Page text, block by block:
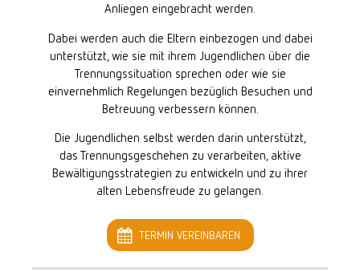
Anliegen eingebracht werden.
Dabei werden auch die Eltern einbezogen und dabei
unterstützt, wie sie mit ihrem Jugendlichen über die
Trennungssituation sprechen oder wie sie
einvernehmlich Regelungen bezüglich Besuchen und
Betreuung verbessern können.
Die Jugendlichen selbst werden darin unterstützt,
das Trennungsgeschehen zu verarbeiten, aktive
Bewältigungsstrategien zu entwickeln und zu ihrer
alten Lebensfreude zu gelangen.
TERMIN VEREINBAREN